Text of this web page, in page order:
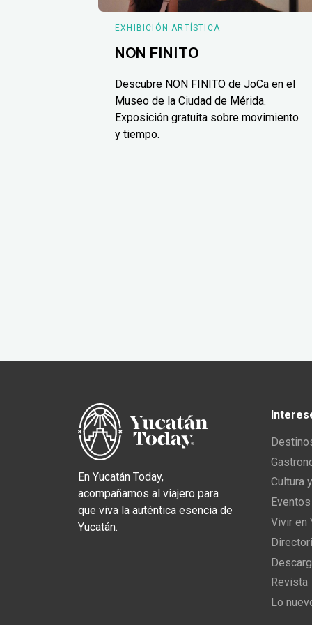
EXHIBICIÓN ARTÍSTICA
NON FINITO
Descubre NON FINITO de JoCa en el
Museo de la Ciudad de Mérida.
Exposición gratuita sobre movimiento
y tiempo.
En Yucatán Today,
acompañamos al viajero para
que viva la auténtica esencia de
Yucatán.
Cultura
Vivir en
Revista
Lo